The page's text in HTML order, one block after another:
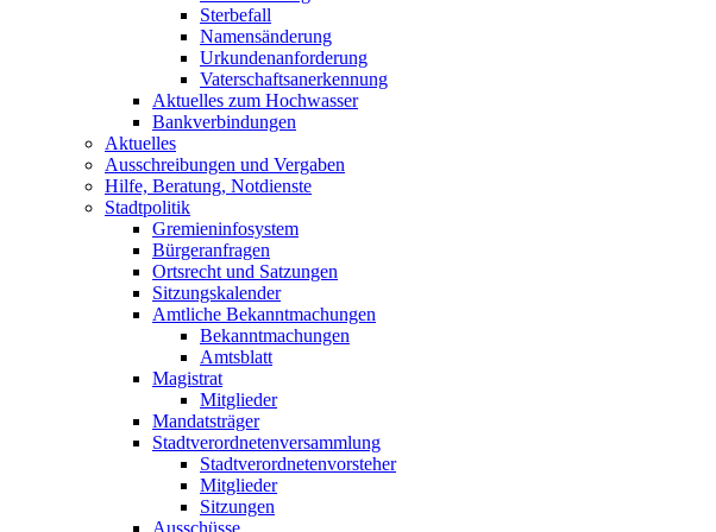
Sterbefall
Namensänderung
Urkundenanforderung
Vaterschaftsanerkennung
Aktuelles zum Hochwasser
Bankverbindungen
Aktuelles
Ausschreibungen und Vergaben
Hilfe, Beratung, Notdienste
Stadtpolitik
Gremieninfosystem
Bürgeranfragen
Ortsrecht und Satzungen
Sitzungskalender
Amtliche Bekanntmachungen
Bekanntmachungen
Amtsblatt
Magistrat
Mitglieder
Mandatsträger
Stadtverordnetenversammlung
Stadtverordnetenvorsteher
Mitglieder
Sitzungen
Ausschüsse